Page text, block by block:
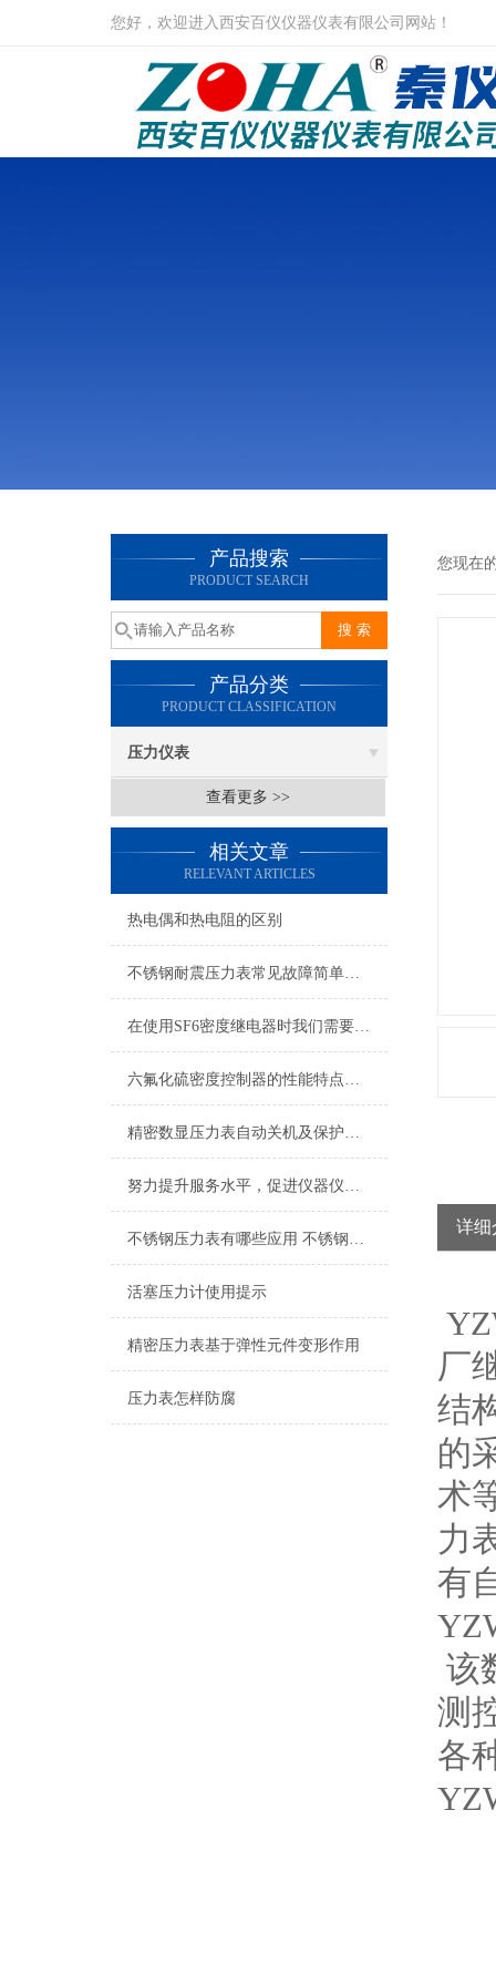
您好，欢迎进入西安百仪仪器仪表有限公司网站！
产品搜索
PRODUCT SEARCH
产品分类
PRODUCT CLASSIFICATION
压力仪表
查看更多 >>
相关文章
RELEVANT ARTICLES
热电偶和热电阻的区别
不锈钢耐震压力表常见故障简单分析，本文了解
在使用SF6密度继电器时我们需要注意哪些事项？
六氟化硫密度控制器的性能特点与操作维护方式
精密数显压力表自动关机及保护功能
努力提升服务水平，促进仪器仪表行业持续发展
不锈钢压力表有哪些应用 不锈钢压力表的选择方法
活塞压力计使用提示
精密压力表基于弹性元件变形作用
压力表怎样防腐
您现在
详细
厂
结
的
术
力
有
该
测
各